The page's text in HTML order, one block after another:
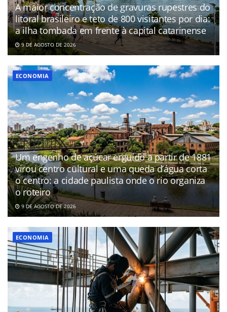
A maior concentração de gravuras rupestres do
litoral brasileiro e teto de 800 visitantes por dia:
a ilha tombada em frente à capital catarinense
9 DE AGOSTO DE 2026
ECONOMIA
Um engenho de açúcar erguido a partir de 1881
virou centro cultural e uma queda d’água corta
o centro: a cidade paulista onde o rio organiza
o roteiro
9 DE AGOSTO DE 2026
ECONOMIA